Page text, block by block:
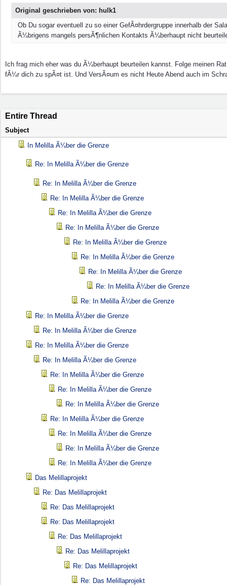
Original geschrieben von: hulk1
Ob Du sogar eventuell zu so einer GefÃ¤hrdergruppe innerhalb der
Ã¼brigens mangels persÃ¶nlichen Kontakts Ã¼berhaupt nicht
Ich frag mich eher was du Ã¼berhaupt beurteilen kannst. Folge meinen
fÃ¼r dich zu spÃ¤t ist. Und VersÃ¤um es nicht Heute Abend auch im
Entire Thread
Subject
In Melilla Ã¼ber die Grenze
Re: In Melilla Ã¼ber die Grenze
Re: In Melilla Ã¼ber die Grenze
Re: In Melilla Ã¼ber die Grenze
Re: In Melilla Ã¼ber die Grenze
Re: In Melilla Ã¼ber die Grenze
Re: In Melilla Ã¼ber die Grenze
Re: In Melilla Ã¼ber die Grenze
Re: In Melilla Ã¼ber die Grenze
Re: In Melilla Ã¼ber die Grenze
Re: In Melilla Ã¼ber die Grenze
Re: In Melilla Ã¼ber die Grenze
Re: In Melilla Ã¼ber die Grenze
Re: In Melilla Ã¼ber die Grenze
Re: In Melilla Ã¼ber die Grenze
Re: In Melilla Ã¼ber die Grenze
Re: In Melilla Ã¼ber die Grenze
Re: In Melilla Ã¼ber die Grenze
Re: In Melilla Ã¼ber die Grenze
Re: In Melilla Ã¼ber die Grenze
Re: In Melilla Ã¼ber die Grenze
Re: In Melilla Ã¼ber die Grenze
Das Melillaprojekt
Re: Das Melillaprojekt
Re: Das Melillaprojekt
Re: Das Melillaprojekt
Re: Das Melillaprojekt
Re: Das Melillaprojekt
Re: Das Melillaprojekt
Re: Das Melillaprojekt